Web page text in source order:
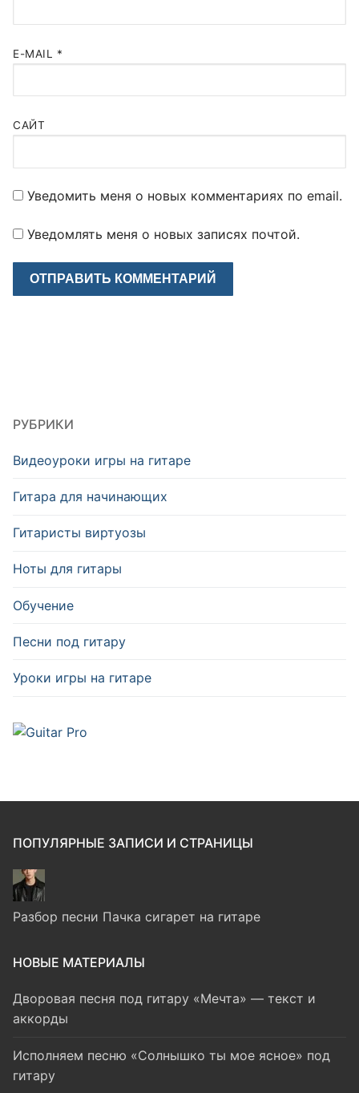
E-MAIL *
САЙТ
Уведомить меня о новых комментариях по email.
Уведомлять меня о новых записях почтой.
РУБРИКИ
Видеоуроки игры на гитаре
Гитара для начинающих
Гитаристы виртуозы
Ноты для гитары
Обучение
Песни под гитару
Уроки игры на гитаре
ПОПУЛЯРНЫЕ ЗАПИСИ И СТРАНИЦЫ
Разбор песни Пачка сигарет на гитаре
НОВЫЕ МАТЕРИАЛЫ
Дворовая песня под гитару «Мечта» — текст и
аккорды
Исполняем песню «Солнышко ты мое ясное» под
гитару